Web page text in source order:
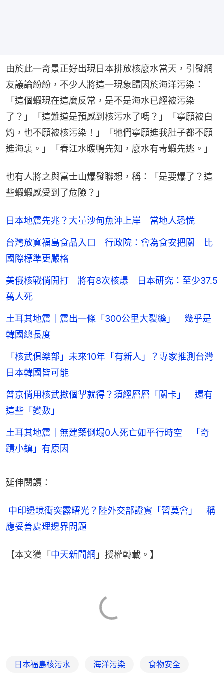
由於此一奇景正好出現日本排放核廢水當天，引發網
友議論紛紛，不少人將這一現象歸因於海洋污染：
「這個蝦現在這麼反常，是不是海水已經被污染
了？」「這難道是預感到核污水了嗎？」「寧願被白
灼，也不願被核污染！」「牠們寧願進我肚子都不願
進海裏。」「春江水暖鴨先知，廢水有毒蝦先逃。」
也有人將之與富士山爆發聯想，稱：「是要爆了？這
些蝦蝦感受到了危險？」
日本地震先兆？大量沙甸魚沖上岸 當地人恐慌
台灣放寬福島食品入口 行政院：會為食安把關 比
國際標準更嚴格
美俄核戰倘開打 將有8次核爆 日本研究：至少37.5
萬人死
土耳其地震｜震出一條「300公里大裂縫」 幾乎是
韓國總長度
「核武俱樂部」未來10年「有新人」？專家推測台灣
日本韓國皆可能
普京倘用核武撳個掣就得？須經層層「關卡」 還有
這些「變數」
土耳其地震｜無建築倒塌0人死亡如平行時空 「奇
蹟小鎮」有原因
延伸閱讀：
應妥善處理邊界問題
【本文獲「 中天新聞網 」授權轉載。】
日本福島核污水 海洋污染 食物安全